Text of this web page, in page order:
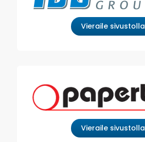
Vieraile sivustolla
Vieraile sivustolla